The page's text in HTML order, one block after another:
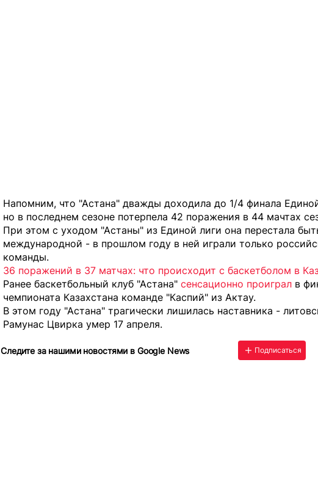
Напомним, что "Астана" дважды доходила до 1/4 финала
но в последнем сезоне потерпела 42 поражения в 44 мачтах
При этом с уходом "Астаны" из Единой лиги она перестала
международной - в прошлом году в ней играли только
команды.
36 поражений в 37 матчах: что происходит с баскетболом в
Ранее баскетбольный клуб "Астана" сенсационно проиграл в
чемпионата Казахстана команде "Каспий" из Актау.
В этом году "Астана" трагически лишилась наставника -
Рамунас Цвирка умер 17 апреля.
Следите за нашими новостями в Google News Подписаться